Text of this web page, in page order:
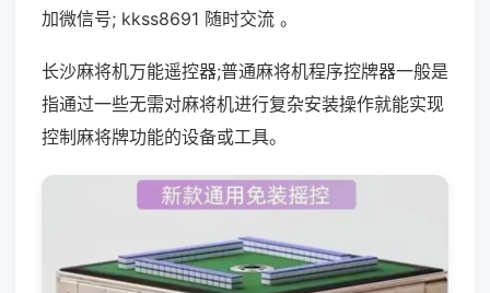
加微信号; kkss8691 随时交流 。
长沙麻将机万能遥控器;普通麻将机程序控牌器一般是
指通过一些无需对麻将机进行复杂安装操作就能实现
控制麻将牌功能的设备或工具。